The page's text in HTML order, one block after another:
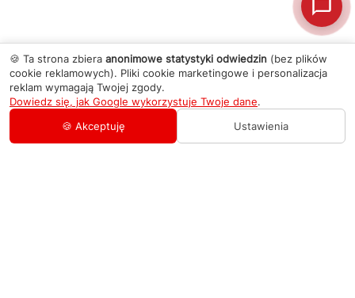
🍪 Ta strona zbiera anonimowe statystyki odwiedzin (bez plików
cookie reklamowych). Pliki cookie marketingowe i personalizacja
reklam wymagają Twojej zgody.
Dowiedz się, jak Google wykorzystuje Twoje dane.
🍪 Akceptuję
Ustawienia